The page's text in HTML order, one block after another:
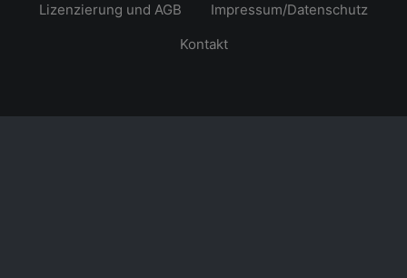
Lizenzierung und AGB
Impressum/Datenschutz
Kontakt